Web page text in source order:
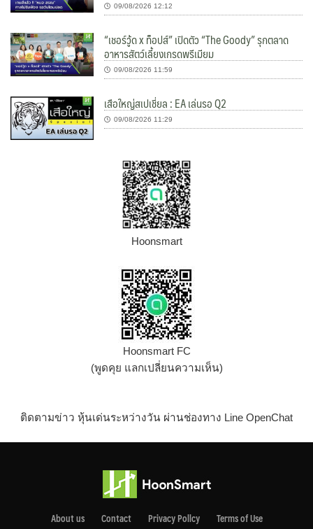
09/08/2026 12:12
“เชอร์วู้ด x ท็อปส์” เปิดตัว “The Goody” รุกตลาด
อาหารสัตว์เลี้ยงเกรดพรีเมียม
09/08/2026 11:59
เสือใหญ่สเปเชี่ยล : EA เล่นรอ Q2
09/08/2026 11:29
Hoonsmart
Hoonsmart FC
(พูดคุย แลกเปลี่ยนความเห็น)
ติดตามข่าว หุ้นเด่นระหว่างวัน ผ่านช่องทาง Line OpenChat
About us Contact Privacy Pollcy Terms of Use